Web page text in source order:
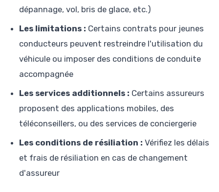
dépannage, vol, bris de glace, etc.)
Les limitations : Certains contrats pour jeunes
conducteurs peuvent restreindre l'utilisation du
véhicule ou imposer des conditions de conduite
accompagnée
Les services additionnels : Certains assureurs
proposent des applications mobiles, des
téléconseillers, ou des services de conciergerie
Les conditions de résiliation : Vérifiez les délais
et frais de résiliation en cas de changement
d'assureur